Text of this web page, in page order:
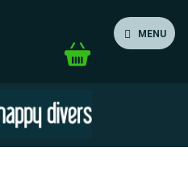
MENU
Nákupní